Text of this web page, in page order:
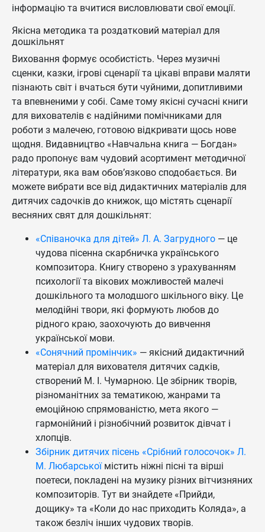
інформацію та вчитися висловлювати свої емоції.
Якісна методика та роздатковий матеріал для
дошкільнят
Виховання формує особистість. Через музичні
сценки, казки, ігрові сценарії та цікаві вправи маляти
пізнають світ і вчаться бути чуйними, допитливими
та впевненими у собі. Саме тому якісні сучасні книги
для вихователів є надійними помічниками для
роботи з малечею, готовою відкривати щось нове
щодня. Видавництво «Навчальна книга — Богдан»
радо пропонує вам чудовий асортимент методичної
літератури, яка вам обов’язково сподобається. Ви
можете вибрати все від дидактичних матеріалів для
дитячих садочків до книжок, що містять сценарії
весняних свят для дошкільнят:
«Співаночка для дітей» Л. А. Загрудного — це
чудова пісенна скарбничка українського
композитора. Книгу створено з урахуванням
психології та вікових можливостей малечі
дошкільного та молодшого шкільного віку. Це
мелодійні твори, які формують любов до
рідного краю, заохочують до вивчення
української мови.
«Сонячний промінчик» — якісний дидактичний
матеріал для вихователя дитячих садків,
створений М. І. Чумарною. Це збірник творів,
різноманітних за тематикою, жанрами та
емоційною спрямованістю, мета якого —
гармонійний і різнобічний розвиток дівчат і
хлопців.
Збірник дитячих пісень «Срібний голосочок» Л.
М. Любарськоїмістить ніжні пісні та вірші
поетеси, покладені на музику різних вітчизняних
композиторів. Тут ви знайдете «Прийди,
дощику» та «Коли до нас приходить Коляда», а
також безліч інших чудових творів.